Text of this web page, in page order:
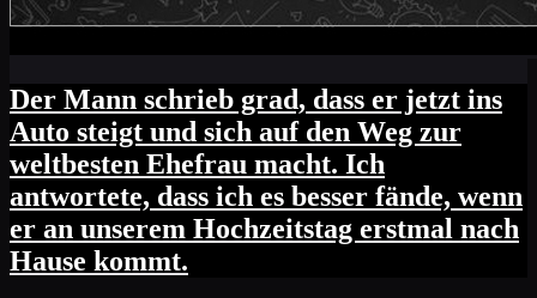
Der Mann schrieb grad, dass er jetzt ins
Auto steigt und sich auf den Weg zur
weltbesten Ehefrau macht. Ich
antwortete, dass ich es besser fände, wenn
er an unserem Hochzeitstag erstmal nach
Hause kommt.